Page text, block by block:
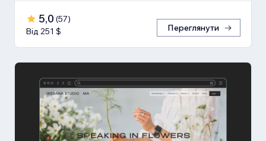
5,0 (57)
Від 251 $
Переглянути